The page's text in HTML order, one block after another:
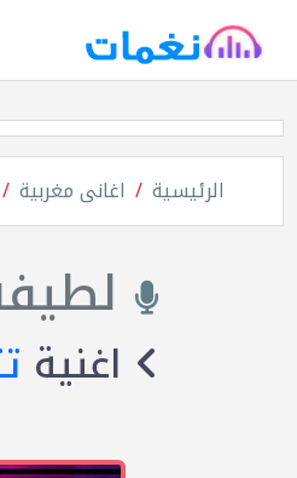
الرئيسية اغانى مغربية
اغنية